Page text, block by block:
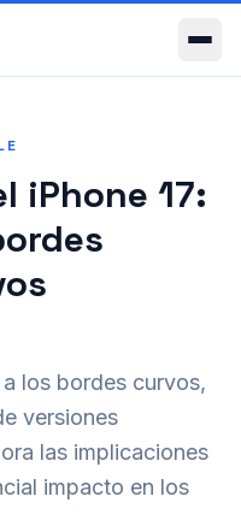
iPhone 17:
los bordes curvos,
versiones
las implicaciones
impacto en los